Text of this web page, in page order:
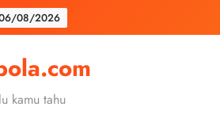
08/2026
Malang
kamu tahu